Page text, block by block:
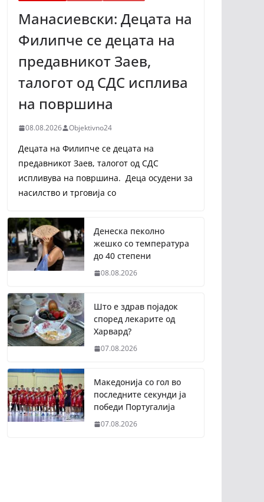
Манасиевски: Децата на
Филипче се децата на
предавникот Заев,
талогот од СДС исплива
на површина
08.08.2026 Objektivno24
Децата на Филипче се децата на
предавникот Заев, талогот од СДС
испливува на површина. Деца осудени за
насилство и трговија со
Денеска пеколно
жешко со температура
до 40 степени
08.08.2026
Што е здрав појадок
според лекарите од
Харвард?
07.08.2026
Македонија со гол во
последните секунди ја
победи Португалија
07.08.2026